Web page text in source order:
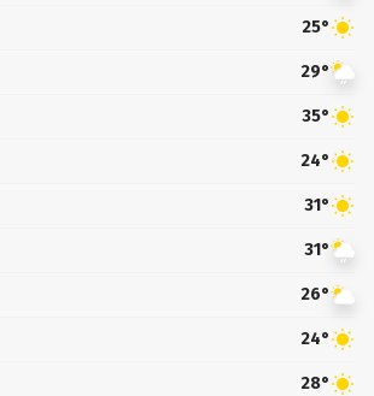
25°
29°
35°
24°
31°
31°
26°
24°
28°